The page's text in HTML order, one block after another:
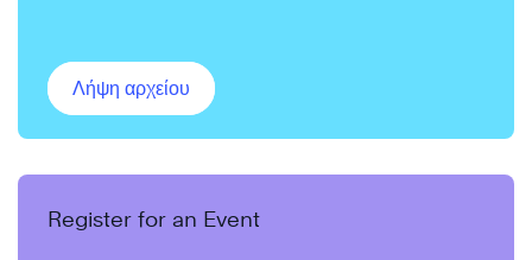
Λήψη αρχείου
Register for an Event